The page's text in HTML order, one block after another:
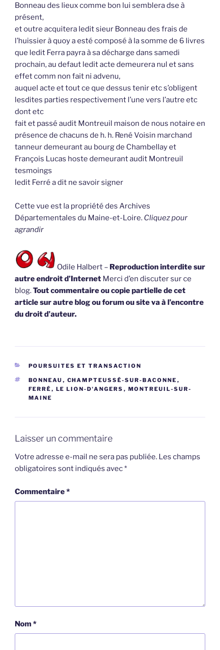
Bonneau des lieux comme bon lui semblera dse à
présent,
et outre acquitera ledit sieur Bonneau des frais de
l’huissier à quoy a esté composé à la somme de 6 livres
que ledit Ferra payra à sa décharge dans samedi
prochain, au defaut ledit acte demeurera nul et sans
effet comm non fait ni advenu,
auquel acte et tout ce que dessus tenir etc s’obligent
lesdites parties respectivement l’une vers l’autre etc
dont etc
fait et passé audit Montreuil maison de nous notaire en
présence de chacuns de h. h. René Voisin marchand
tanneur demeurant au bourg de Chambellay et
François Lucas hoste demeurant audit Montreuil
tesmoings
ledit Ferré a dit ne savoir signer
Cette vue est la propriété des Archives
Départementales du Maine-et-Loire. Cliquez pour
agrandir
Odile Halbert – Reproduction interdite sur
autre endroit d’Internet Merci d’en discuter sur ce
blog.Tout commentaire ou copie partielle de cet
article sur autre blog ou forum ou site va à l’encontre
du droit d’auteur.
CATÉGORIES
POURSUITES ET TRANSACTION
ÉTIQUETTES
BONNEAU , CHAMPTEUSSÉ-SUR-BACONNE ,
FERRÉ , LE LION-D'ANGERS , MONTREUIL-SUR-
MAINE
Laisser un commentaire
Votre adresse e-mail ne sera pas publiée. Les champs
obligatoires sont indiqués avec*
Commentaire*
Nom*